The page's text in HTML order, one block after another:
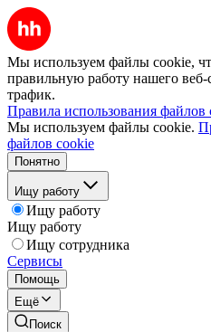
Мы используем файлы cookie,
правильную работу нашего веб-
трафик.
Правила использования файлов
Мы используем файлы cookie.
файлов cookie
Понятно
Ищу работу
Ищу работу
Ищу работу
Ищу сотрудника
Сервисы
Помощь
Ещё
Поиск